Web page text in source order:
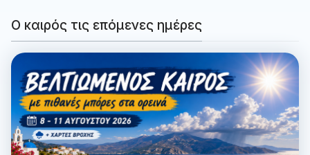
Ο καιρός τις επόμενες ημέρες